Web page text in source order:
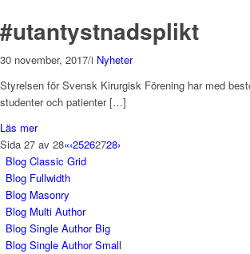
#utantystnadsplikt
30 november, 2017/i Nyheter
Styrelsen för Svensk Kirurgisk Förening har med
studenter och patienter […]
Läs mer
Sida 27 av 28«‹25262728›
Blog Classic Grid
Blog Fullwidth
Blog Masonry
Blog Multi Author
Blog Single Author Big
Blog Single Author Small